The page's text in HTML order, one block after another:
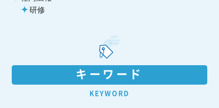
研修
キーワード
KEYWORD